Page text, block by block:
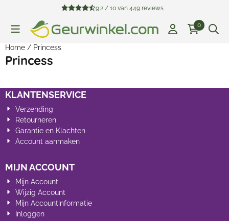
Cookievoorkeuren zijn beschikbaar. Kies instellingen of sta
9.2 / 10 van449 reviews
0
Home / Princess
Princess
KLANTENSERVICE
Verzending
Retourneren
Garantie en Klachten
Account aanmaken
MIJN ACCOUNT
Mijn Account
Wijzig Account
Mijn Accountinformatie
Inloggen